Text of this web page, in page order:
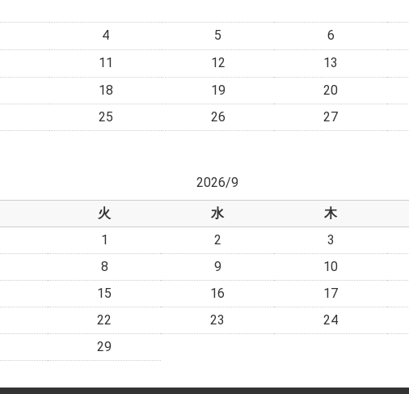
4 5 6
11 12 13
18 19 20
25 26 27
2026/9
火 水 木
1
2 3
8 9 10
15 16 17
22 23 24
29